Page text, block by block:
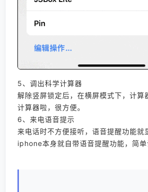
5、调出科学计算器
解除竖屏锁定后，在横屏模式下，计算
计算器啦，很方便。
6、来电语音提示
来电话时不方便接听，语音提醒功能就
iphone本身就自带语音提醒功能，简单